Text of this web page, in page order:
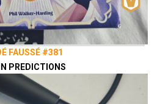
FAUSSÉ #381
PREDICTIONS